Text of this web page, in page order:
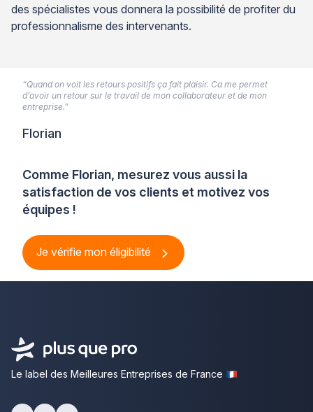
des spécialistes vous donnera la possibilité de profiter du
professionnalisme des intervenants.
Comme Florian, mesurez vous aussi la
satisfaction de vos clients et motivez vos
équipes !
Je vérifie mon éligibilité
“Quand on voit les retours positifs ça fait plaisir. Ca me permet
d’avoir un retour sur le travail de mon collaborateur et de mon
entreprise.”
Florian
Le label des Meilleures Entreprises de France